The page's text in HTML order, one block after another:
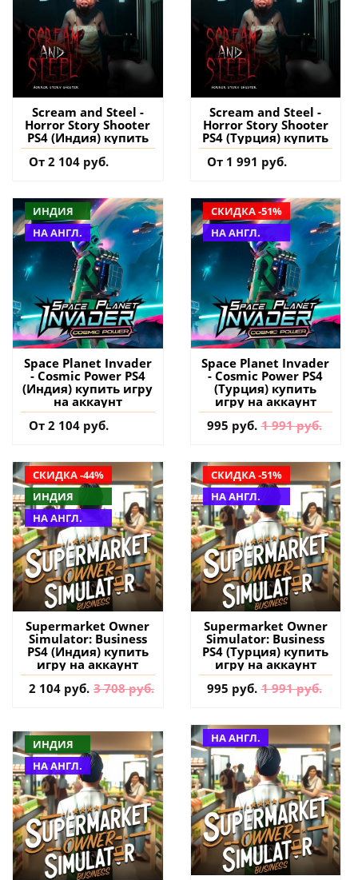
Scream and Steel -
Horror Story Shooter
PS4 (Индия) купить
От 2 104 руб.
Scream and Steel -
Horror Story Shooter
PS4 (Турция) купить
От 1 991 руб.
ИНДИЯ
НА АНГЛ.
Space Planet Invader
- Cosmic Power PS4
(Индия) купить игру
на аккаунт
От 2 104 руб.
СКИДКА -51%
НА АНГЛ.
Space Planet Invader
- Cosmic Power PS4
(Турция) купить
игру на аккаунт
995 руб. 1 991 руб.
СКИДКА -44%
ИНДИЯ
НА АНГЛ.
Supermarket Owner
Simulator: Business
PS4 (Индия) купить
игру на аккаунт
2 104 руб. 3 708 руб.
СКИДКА -51%
НА АНГЛ.
Supermarket Owner
Simulator: Business
PS4 (Турция) купить
игру на аккаунт
995 руб. 1 991 руб.
ИНДИЯ
НА АНГЛ.
НА АНГЛ.